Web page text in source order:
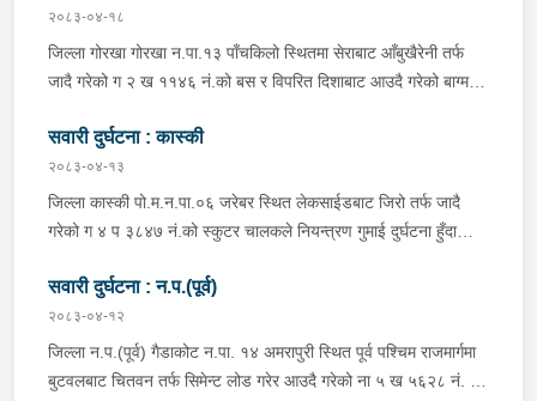
अबस्थामा थर्पुबाट खटिएको प्रहरी टोलिले शंकास्पद लागि चेकजाँच गर्ने
क्रममा निज अमन पौडेलको साथबाट र स्कुटरको डिक्की भित्रबाट गरी
प्रतिबन्धित लागुऔषध फेनारागन ११ एम्पुल, डाइजेपाम ११ एम्पुल, नुर्फिन ११
भइरहेको ।
२०८३-०४-१८
जिल्ला गोरखा गोरखा न.पा.१३ पाँचकिलो स्थितमा सेराबाट आँबुखैरेनी तर्फ
जादै गरेको ग २ ख ११४६ नं.को बस र विपरित दिशाबाट आउदै गरेको बाग्मती
जिल्ला गोरखा सहिदलखन गा.पा.१ बक्राङ बस्ने वर्ष ३४ को विवश वि.क,
सवार वर्ष २७ को शंकर बिश्वकर्मा, शंकर वि.क को छोरी १५ महिनाकी प्रभा
विश्वकर्मा, बस चालक जिल्ला गोरखा पालुङटार न.पा.६ बस्ने वर्ष ३० को
मिलन गुरुङ. गोरखा न.पा.१३ देउराली बस्ने वर्ष ४२ को कृष्णा राम नराल
पठाएको ।
सवारी दुर्घटना : कास्की
२०८३-०४-१३
जिल्ला कास्की पो.म.न.पा.०६ जरेबर स्थित लेकसाईडबाट जिरो तर्फ जादै
गरेको ग ४ प ३८४७ नं.को स्कुटर चालकले नियन्त्रण गुमाई दुर्घटना हुँदा
अर्चलबोट बस्ने बर्ष २४ कि शान्ति नेपाली घाईते भई उपचारको लागि G.M.C
अस्पताल पठाइएको ।
सवारी दुर्घटना : न.प.(पूर्व)
२०८३-०४-१२
जिल्ला न.प.(पूर्व) गैडाकोट न.पा. १४ अमरापुरी स्थित पूर्व पश्चिम राजमार्गमा
बुटवलबाट चितवन तर्फ सिमेन्ट लोड गरेर आउदै गरेको ना ५ ख ५६२८ नं. को